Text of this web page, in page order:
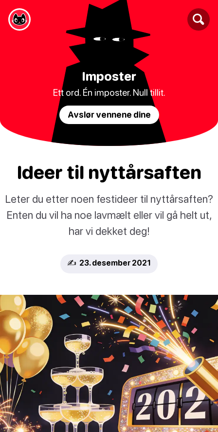
Imposter
Ett ord. Én imposter. Null tillit.
Avslør vennene dine
Ideer til nyttårsaften
Leter du etter noen festideer til nyttårsaften?
Enten du vil ha noe lavmælt eller vil gå helt ut,
har vi dekket deg!
✍️ 23. desember 2021